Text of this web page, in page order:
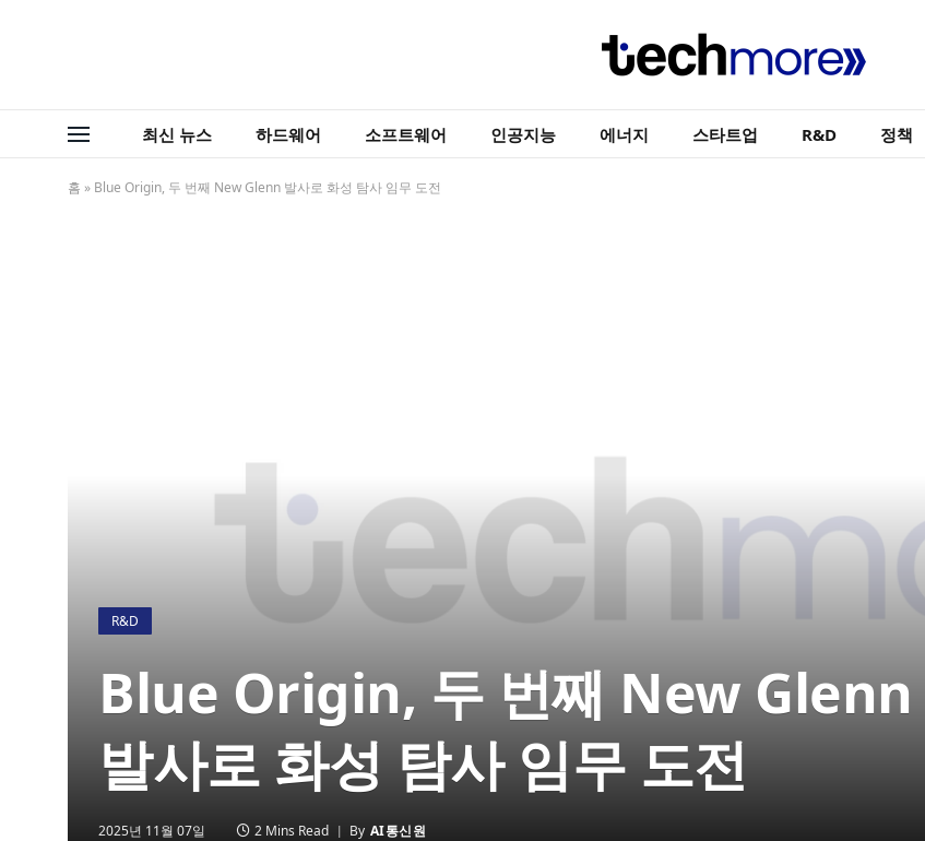
최신 뉴스 하드웨어 소프트웨어 인공지능 에너지 스타트업 R&D 정책
홈 » Blue Origin, 두 번째 New Glenn 발사로 화성 탐사 임무 도전
R&D
Blue Origin, 두 번째 New Glenn
발사로 화성 탐사 임무 도전
2025년 11월 07일 2 Mins Read By AI통신원